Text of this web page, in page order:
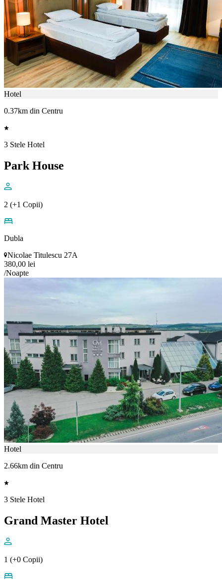
Hotel
0.37km din Centru
3 Stele Hotel
Park House
2 (+1 Copii)
Dubla
Nicolae Titulescu 27A
380,00 lei
/Noapte
Hotel
2.66km din Centru
3 Stele Hotel
Grand Master Hotel
1 (+0 Copii)